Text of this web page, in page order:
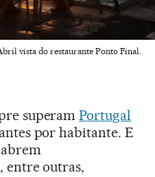
vista do restaurante Ponto Final.
superamPortugal
por habitante. E
entre outras,